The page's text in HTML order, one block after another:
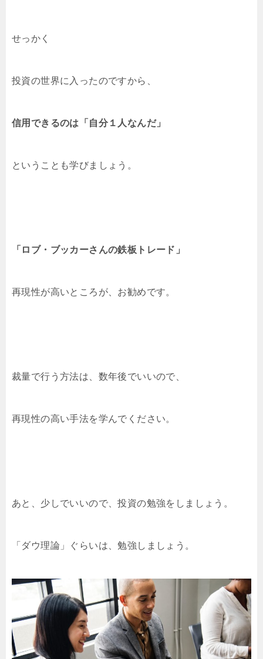
せっかく
投資の世界に入ったのですから、
信用できるのは「自分１人なんだ」
ということも学びましょう。
「ロブ・ブッカーさんの鉄板トレード」
再現性が高いところが、お勧めです。
裁量で行う方法は、数年後でいいので、
再現性の高い手法を学んでください。
あと、少しでいいので、投資の勉強をしましょう。
「ダウ理論」ぐらいは、勉強しましょう。